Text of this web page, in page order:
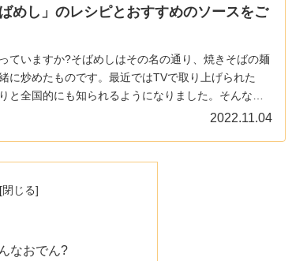
めし」のレシピとおすすめのソースをご
ていますか?そばめしはその名の通り、焼きそばの麺
に炒めたものです。最近ではTVで取り上げられた
と全国的にも知られるようになりました。そんな
2022.11.04
なおでん?